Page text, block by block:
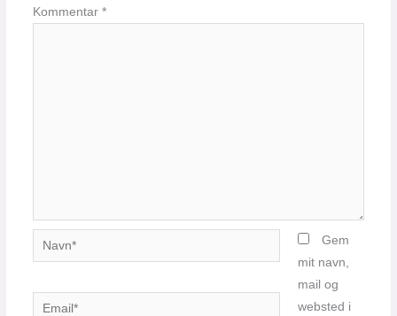
Kommentar *
Navn*
Email*
Gem
mit navn,
mail og
websted i